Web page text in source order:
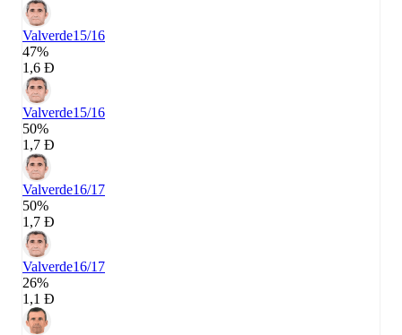
Valverde15/16
47%
1,6 Đ
Valverde15/16
50%
1,7 Đ
Valverde16/17
50%
1,7 Đ
Valverde16/17
26%
1,1 Đ